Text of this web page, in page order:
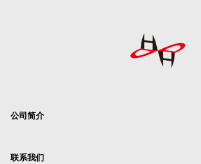
公司简介
联系我们